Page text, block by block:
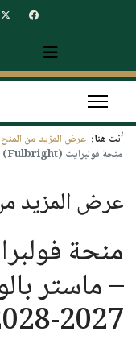
أنت هنا: عرض المزيد من المنح
منحة فولبرايت (Fulbright) – ماستر بالولايات المتحدة 2027-2028
عرض المزيد
– ماستر
2027-2028